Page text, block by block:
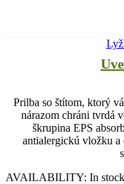
Prilba so štítom, ktorý
nárazom chráni tvrdá
škrupina EPS
antialergickú vložku a
AVAILABILITY: In stock